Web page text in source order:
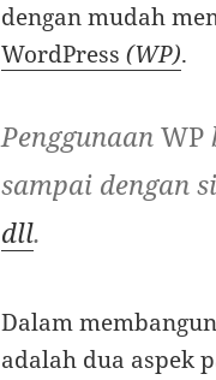
dengan mudah
WordPress(WP).
PenggunaanWP
sampai dengan
dll.
Dalam
adalah dua aspek